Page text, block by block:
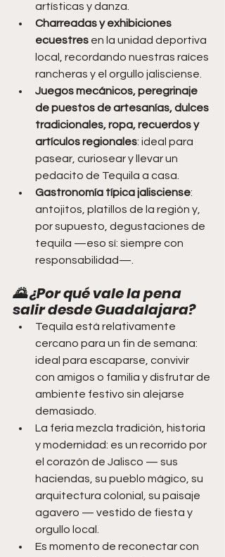
artísticas y danza.
Charreadas y exhibiciones
ecuestres en la unidad deportiva
local, recordando nuestras raíces
rancheras y el orgullo jalisciense.
Juegos mecánicos, peregrinaje
de puestos de artesanías, dulces
tradicionales, ropa, recuerdos y
artículos regionales: ideal para
pasear, curiosear y llevar un
pedacito de Tequila a casa.
Gastronomía típica jalisciense:
antojitos, platillos de la región y,
por supuesto, degustaciones de
tequila —eso sí: siempre con
responsabilidad—.
🌄 ¿Por qué vale la pena
salir desde Guadalajara?
Tequila está relativamente
cercano para un fin de semana:
ideal para escaparse, convivir
con amigos o familia y disfrutar de
ambiente festivo sin alejarse
demasiado.
La feria mezcla tradición, historia
y modernidad: es un recorrido por
el corazón de Jalisco — sus
haciendas, su pueblo mágico, su
arquitectura colonial, su paisaje
agavero — vestido de fiesta y
orgullo local.
Es momento de reconectar con